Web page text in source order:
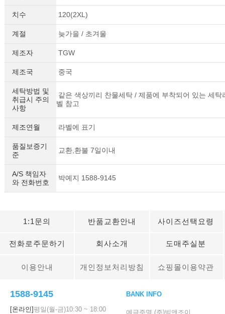
세요!
치수 120(2XL)
계절 늦가을 / 초겨울
제조자 TGW
제조국 중국
세탁방법 및
취급시 주의
사항
같은 색상끼리 찬물세탁 / 제품에 부착되어 있는 세탁
벨 참고
제조연월 라벨에 표기
품질보증기
준
교환,환불 7일이내
A/S 책임자
와 전화번호
박예지 1588-9145
1:1문의 반품교환안내 사이즈선택요령
전화로주문하기 회사소개 도매주실분
이용안내 개인정보처리방침 쇼핑몰이용약관
1588-9145
[온라인]평일(월-금)10:30 ~ 18:00
BANK INFO
예금주명 (주)빅앤조이